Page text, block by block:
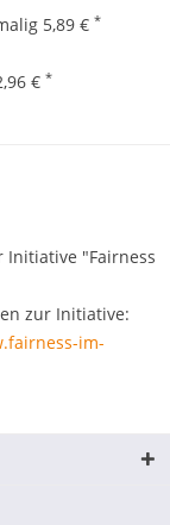
5,89 € *
€ *
Initiative "Fairness
zur Initiative:
im-